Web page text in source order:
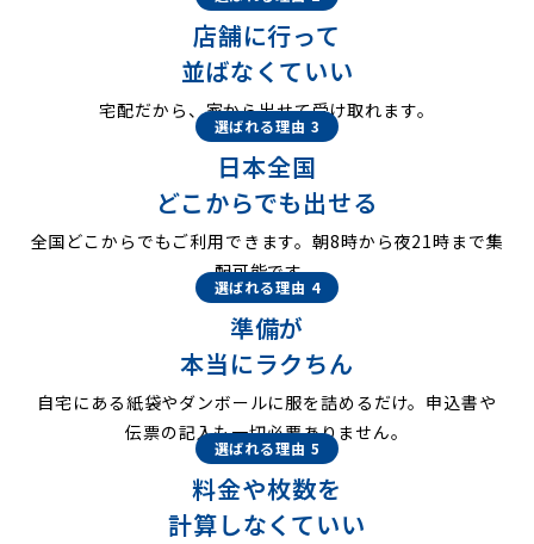
店舗に行って
並ばなくていい
宅配だから、家から出せて受け取れます。
選ばれる理由 3
日本全国
どこからでも出せる
全国どこからでもご利用できます。朝8時から夜21時まで集
配可能です。
選ばれる理由 4
準備が
本当にラクちん
自宅にある紙袋やダンボールに服を詰めるだけ。申込書や
伝票の記入も一切必要ありません。
選ばれる理由 5
料金や枚数を
計算しなくていい